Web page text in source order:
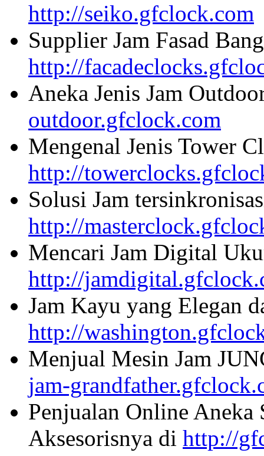
http://seiko.gfclock.com
Supplier Jam Fasad
http://
Aneka Jenis Jam
outdoor.gfclock.com
Mengenal Jenis Tower
http://
Solusi Jam
http://
Mencari Jam Digital
http://
Jam Kayu yang Elegan
http://
Menjual Mesin Jam
jam-
Penjualan Online Aneka
Aksesorisnya di http://